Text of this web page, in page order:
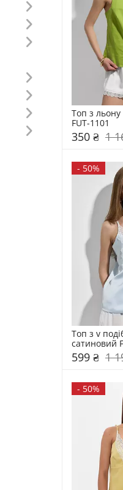
Топ з
FUT-1101
350 ₴ 1
- 50%
Топ з v
сатиновий
599 ₴ 1
- 50%